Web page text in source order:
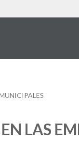
LAS